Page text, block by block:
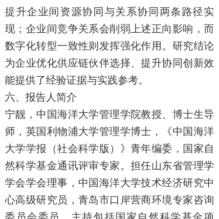
提升企业间资源协同与关系协同两条路径实
现；企业间竞争关系会削弱上述正向影响，而
数字化转型一致性则发挥强化作用。研究结论
为企业优化供应链伙伴选择、提升协同创新效
能提供了经验证据与实践参考。
六、报告人简介
宁靓，中国海洋大学管理学院教授、博士生导
师，英国利物浦大学管理学博士，《中国海洋
大学学报（社会科学版）》青年编委，国家自
然科学基金通讯评审专家。担任山东省管理学
学会学会理事，中国海洋大学技术经济研究中
心高级研究员，青岛市口岸营商环境专家咨询